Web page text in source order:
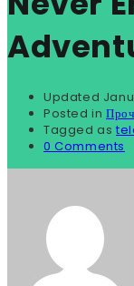
Updated
Posted in
Tagged as
0 Comments